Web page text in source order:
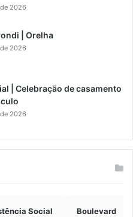
2026
| Orelha
2026
| Celebração de casamento
2026
Social Boulevard